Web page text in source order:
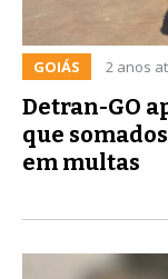
GOIÁS 2 anos
Detran-GO
que
em multas